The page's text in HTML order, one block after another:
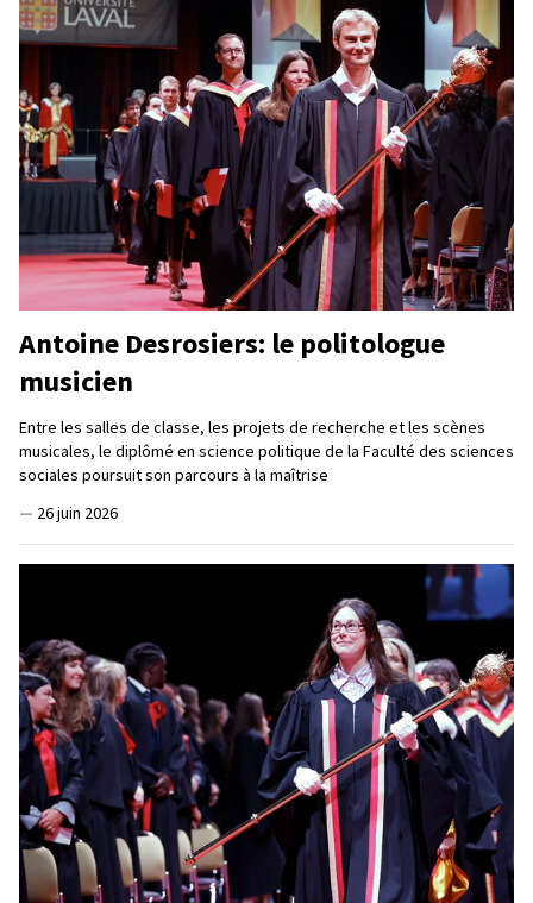
Antoine Desrosiers: le politologue
musicien
Entre les salles de classe, les projets de recherche et les scènes
musicales, le diplômé en science politique de la Faculté des sciences
sociales poursuit son parcours à la maîtrise
— 26 juin 2026